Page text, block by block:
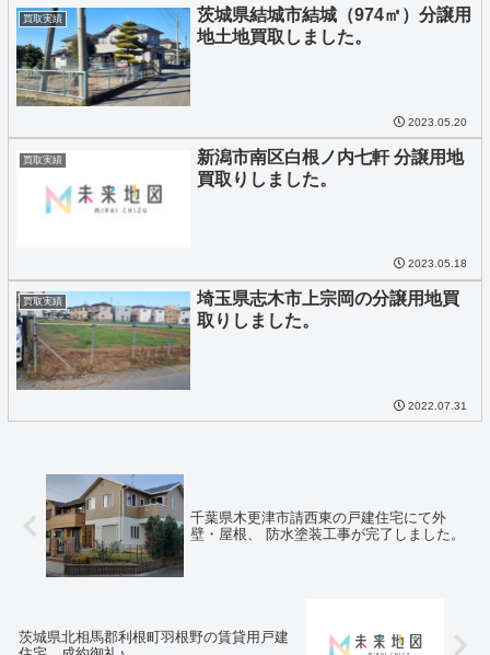
買取実績
茨城県結城市結城（974㎡）分譲用
地土地買取しました。
2023.05.20
買取実績
新潟市南区白根ノ内七軒 分譲用地
買取りしました。
2023.05.18
買取実績
埼玉県志木市上宗岡の分譲用地買
取りしました。
2022.07.31
千葉県木更津市請西東の戸建住宅にて外
壁・屋根、 防水塗装工事が完了しました。
茨城県北相馬郡利根町羽根野の賃貸用戸建